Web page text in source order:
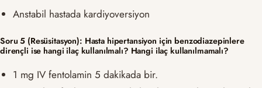
Anstabil hastada kardiyoversiyon
Soru 5 (Resüsitasyon): Hasta hipertansiyon için benzodiazepinlere
dirençli ise hangi ilaç kullanılmalı? Hangi ilaç kullanılmamalı?
1 mg IV fentolamin 5 dakikada bir.